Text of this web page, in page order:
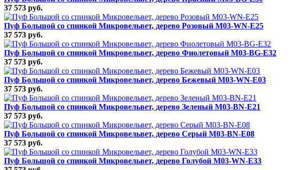
37 573 руб.
Пуф Большой со спинкой Микровельвет, дерево Розовый M03-WN-E25
37 573 руб.
Пуф Большой со спинкой Микровельвет, дерево Фиолетовый M03-BG-E32
37 573 руб.
Пуф Большой со спинкой Микровельвет, дерево Бежевый M03-WN-E03
37 573 руб.
Пуф Большой со спинкой Микровельвет, дерево Зеленый M03-BN-E21
37 573 руб.
Пуф Большой со спинкой Микровельвет, дерево Серый M03-BN-E08
37 573 руб.
Пуф Большой со спинкой Микровельвет, дерево Голубой M03-WN-E33